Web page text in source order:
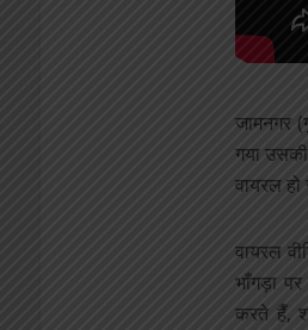
जामनगर
गया
वायरल
वायरल
भाँगड़ा
करते हैँ,